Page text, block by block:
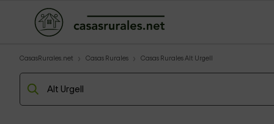
CasasRurales.net Casas Rurales Casas Rurales Alt Urgell